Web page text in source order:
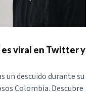
es viral en Twitter y
un descuido durante su
Colombia. Descubre